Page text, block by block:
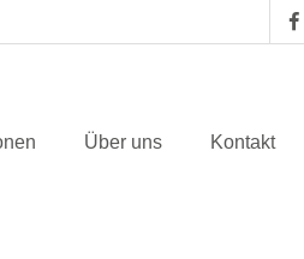
Über uns Kontakt